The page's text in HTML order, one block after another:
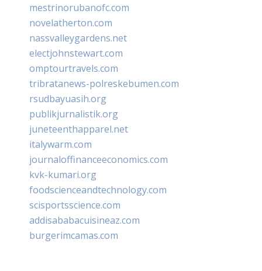
mestrinorubanofc.com
novelatherton.com
nassvalleygardens.net
electjohnstewart.com
omptourtravels.com
tribratanews-polreskebumen.com
rsudbayuasih.org
publikjurnalistik.org
juneteenthapparel.net
italywarm.com
journaloffinanceeconomics.com
kvk-kumari.org
foodscienceandtechnology.com
scisportsscience.com
addisababacuisineaz.com
burgerimcamas.com